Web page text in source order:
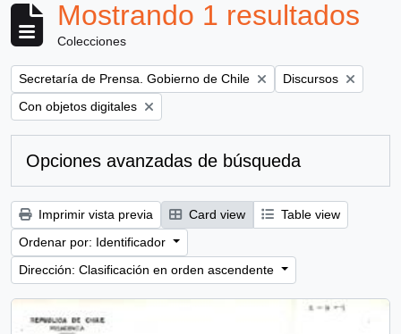
Mostrando 1 resultados
Colecciones
Remove filter:
Secretaría de Prensa. Gobierno de Chile Remove filter:
Discursos
Remove filter:
Con objetos digitales
Opciones avanzadas de búsqueda
Imprimir vista previa Card view
Table view
Ordenar por: Identificador
Dirección: Clasificación en orden ascendente